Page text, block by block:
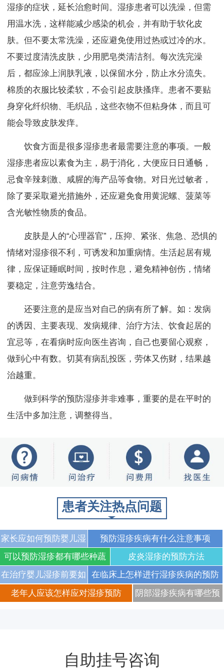
湿疹的症状，延长治愈时间。湿疹患者可以洗澡，但需
用温水洗，这样能减少感染的机会，并有助于软化皮
肤。但不要太常洗澡，还应避免使用过热或过冷的水。
不要过度清洗皮肤，少用肥皂类清洁剂。每次洗完澡
后，都应涂上润肤乳液，以保留水分，防止水分流失。
棉质的衣服比较柔软，不会引起皮肤搔痒。患者不要贴
身穿化纤织物、毛织品，这些衣物不但粘身体，而且可
能会导致皮肤发痒。
饮食方面是很多湿疹患者最需要注意的事项。一般
湿疹患者应以素食为主，易于消化，大便应日日通畅，
忌食辛辣刺激、咸腥的海产品等食物。对日光过敏者，
除了要采取避光措施外，还应避免食用黄泥螺、菠菜等
含光敏性物质的食品。
皮肤是人的“心理器官”，压抑、紧张、焦急、恐惧的
情绪对湿疹很不利，可诱发和加重病情。生活起居有规
律，应保证睡眠时间，按时作息，避免精神创伤，情绪
要稳定，注意劳逸结合。
还要注意的是应当对自己的病有所了解。如：发病
的诱因、主要表现、发病规律、治疗方法、饮食起居的
宜忌等，在看病时应向医生咨询，自己也要留心观察，
做到心中有数。切莫有病乱投医，劳体又伤财，结果越
治越重。
做到科学的预防湿疹并非难事，重要的是在平时的
生活中多加注意，调整得当。
患者关注热点问题
家长应如何预防婴儿湿
疹
预防湿疹疾病有什么注意事项
可以预防湿疹都有哪些种蔬
菜
皮炎湿疹的预防方法
在治疗婴儿湿疹前要如
何预防
在临床上怎样进行湿疹疾病的预防
老年人应该怎样应对湿疹预防
阴部湿疹疾病有哪些预
自助挂号咨询